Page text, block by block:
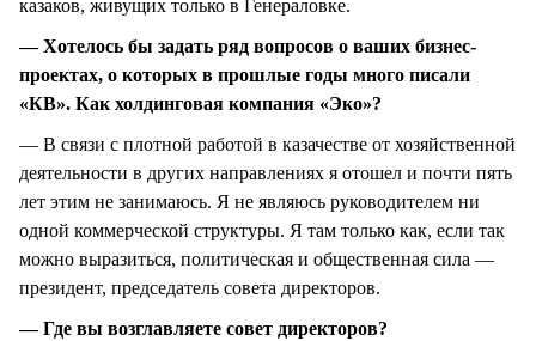
казаков, живущих только в Генераловке.
— Хотелось бы задать ряд вопросов о ваших бизнес-
проектах, о которых в прошлые годы много писали
«КВ». Как холдинговая компания «Эко»?
— В связи с плотной работой в казачестве от хозяйственной
деятельности в других направлениях я отошел и почти пять
лет этим не занимаюсь. Я не являюсь руководителем ни
одной коммерческой структуры. Я там только как, если так
можно выразиться, политическая и общественная сила —
президент, председатель совета директоров.
— Где вы возглавляете совет директоров?